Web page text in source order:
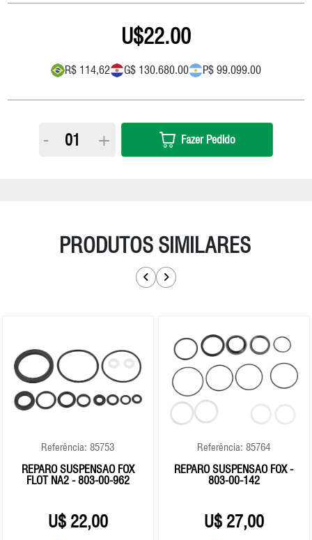
22.00
R$ 114,62 G$ 130.680.00 P$ 99.099.00
- + Fazer Pedido
PRODUTOS SIMILARES
Referência: 85753
REPARO SUSPENSÃO FOX
FLOT NA2 - 803-00-962
22,00
Referência: 85764
REPARO SUSPENSÃO FOX -
803-00-142
27,00